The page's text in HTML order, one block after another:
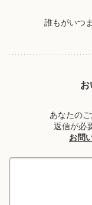
誰もがいつ
あなたの
返信が必
お問